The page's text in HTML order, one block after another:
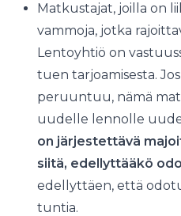
Matkustajat, joilla on
vammoja, jotka
Lentoyhtiö on
tuen tarjoamisesta.
peruuntuu, nämä
uudelle lennolle
on järjestettävä
siitä, edellyttääkö
edellyttäen, että
tuntia.